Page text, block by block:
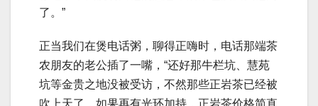
了。”
正当我们在煲电话粥，聊得正嗨时，电话那端茶
农朋友的老公插了一嘴，“还好那牛栏坑、慧苑
坑等金贵之地没被受访，不然那些正岩茶已经被
吹上天了，如果再有光环加持，正岩茶价格简直